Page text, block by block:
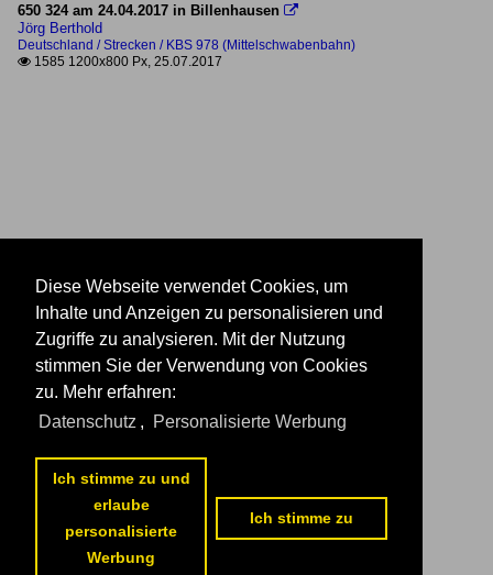
650 324 am 24.04.2017 in Billenhausen 
Jörg Berthold
Deutschland / Strecken / KBS 978 (Mittelschwabenbahn)
 1585 1200x800 Px, 25.07.2017
Diese Webseite verwendet Cookies, um
Inhalte und Anzeigen zu personalisieren und
Zugriffe zu analysieren. Mit der Nutzung
stimmen Sie der Verwendung von Cookies
zu. Mehr erfahren:
Datenschutz , Personalisierte Werbung
Ich stimme zu und
erlaube
personalisierte
Werbung
Ich stimme zu